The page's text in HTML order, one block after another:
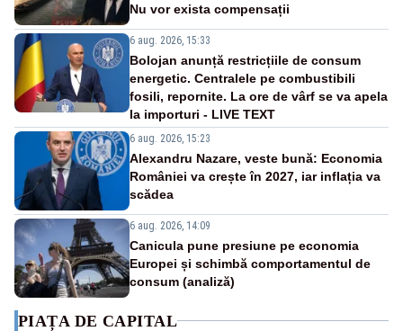
Nu vor exista compensații
6 aug. 2026, 15:33
Bolojan anunță restricțiile de consum
energetic. Centralele pe combustibili
fosili, repornite. La ore de vârf se va apela
la importuri - LIVE TEXT
6 aug. 2026, 15:23
Alexandru Nazare, veste bună: Economia
României va crește în 2027, iar inflația va
scădea
6 aug. 2026, 14:09
Canicula pune presiune pe economia
Europei și schimbă comportamentul de
consum (analiză)
PIAȚA DE CAPITAL